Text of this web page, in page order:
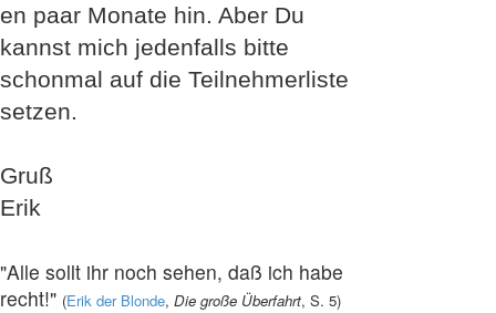
en paar Monate hin. Aber Du
kannst mich jedenfalls bitte
schonmal auf die Teilnehmerliste
setzen.
Gruß
Erik
"Alle sollt ihr noch sehen, daß ich habe
recht!" (Erik der Blonde, Die große Überfahrt, S. 5)